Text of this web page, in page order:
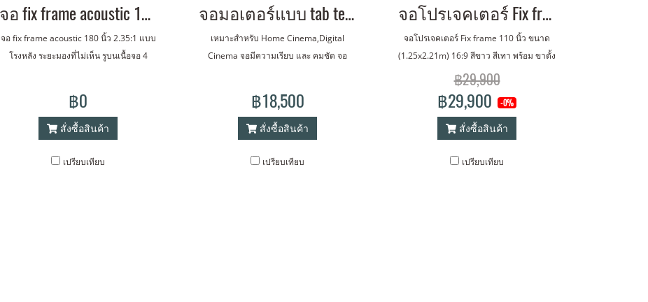
จอ fix frame acoustic 180 นิ้ว 2.35:1 แบบ โรงหลัง
จอ fix frame acoustic 180 นิ้ว 2.35:1 แบบ
โรงหลัง ระยะมองที่ไม่เห็น รูบนเนื้อจอ 4
hole : 0.6mm
฿0
สั่งซื้อสินค้า
เปรียบเทียบ
จอมอเตอร์แบบ tab tension 100 16:9 HD Flexible Grey 100 16:9
เหมาะสำหรับ Home Cinema,Digital
Cinema จอมีความเรียบ และ คมชัด จอ
฿18,500
สั่งซื้อสินค้า
เปรียบเทียบ
จอโปรเจคเตอร์ Fix frame 100 นิ้ว ขนาด (1.25x2.21m) 16:9 พร้อมขา สูง 80 cm#2
จอโปรเจคเตอร์ Fix frame 110 นิ้ว ขนาด
(1.25x2.21m) 16:9 สีขาว สีเทา พร้อม ขาตั้ง
พื้น สูง 80 cm
฿29,900
฿29,900 -0%
สั่งซื้อสินค้า
เปรียบเทียบ